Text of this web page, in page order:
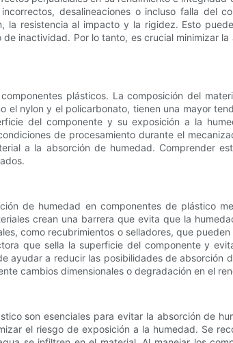
desalineaciones o incluso falla del
la resistencia al impacto y la rigidez. Esto
inactividad. Por lo tanto, es crucial minimizar
plásticos. La composición del
el nylon y el policarbonato, tienen una mayor
del componente y su exposición a la
de procesamiento durante el
a la absorción de humedad. Comprender
de humedad en componentes de plástico
crean una barrera que evita que la
como recubrimientos o selladores, que
que sella la superficie del componente y
ayudar a reducir las posibilidades de
cambios dimensionales o degradación en el
son esenciales para evitar la absorción de
el riesgo de exposición a la humedad. Se